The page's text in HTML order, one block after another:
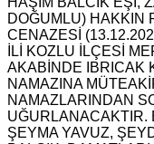
DOĞUMLU) HAKKIN
CENAZESİ
İLİ KOZLU İLÇESİ
AKABİNDE IBRICAK
NAMAZINA
NAMAZLARINDAN
UĞURLANACAKTIR.
ŞEYMA YAVUZ,